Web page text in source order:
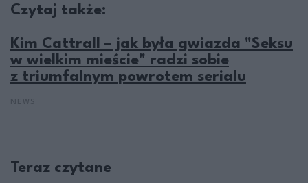
Czytaj także:
Kim Cattrall – jak była gwiazda "Seksu
w wielkim mieście" radzi sobie
z triumfalnym powrotem serialu
Teraz czytane